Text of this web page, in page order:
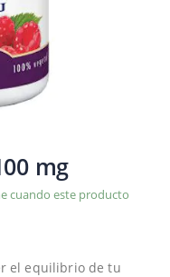
mg
cuando este producto
el equilibrio de tu